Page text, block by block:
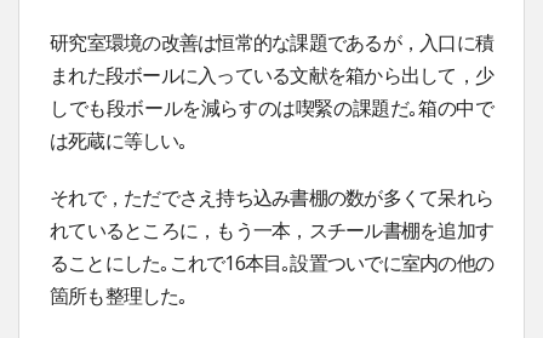
研究室環境の改善は恒常的な課題であるが，入口に積
まれた段ボールに入っている文献を箱から出して，少
しでも段ボールを減らすのは喫緊の課題だ｡箱の中で
は死蔵に等しい｡
それで，ただでさえ持ち込み書棚の数が多くて呆れら
れているところに，もう一本，スチール書棚を追加す
ることにした｡これで16本目｡設置ついでに室内の他の
箇所も整理した｡